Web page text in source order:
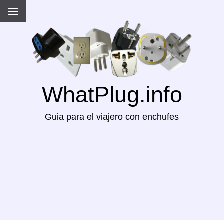
WhatPlug.info
Guia para el viajero con enchufes